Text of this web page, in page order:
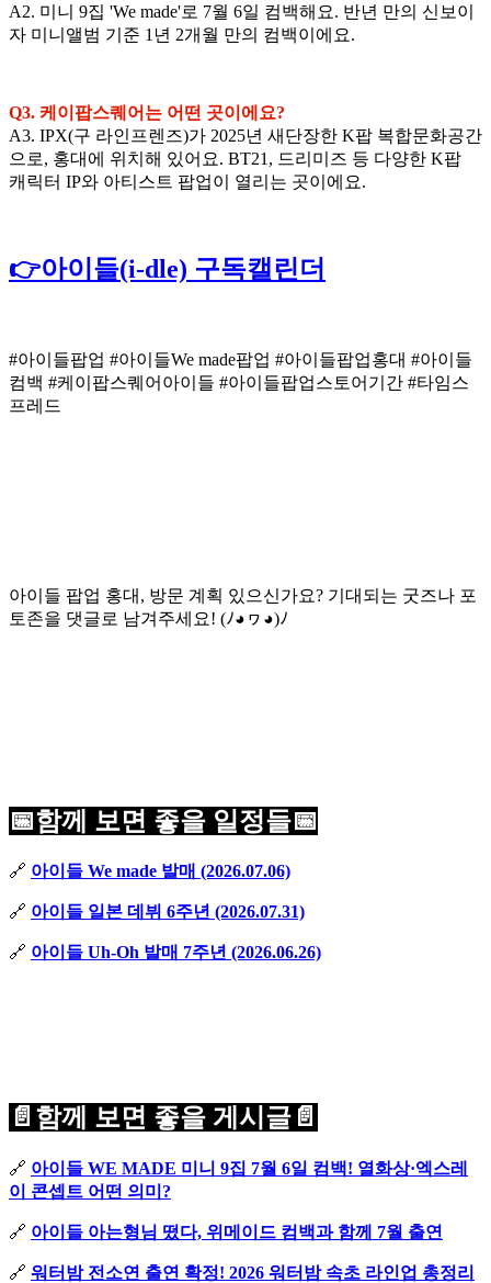
A2. 미니 9집 'We made'로 7월 6일 컴백해요. 반년 만의 신보이
자 미니앨범 기준 1년 2개월 만의 컴백이에요.
Q3. 케이팝스퀘어는 어떤 곳이에요?
A3. IPX(구 라인프렌즈)가 2025년 새단장한 K팝 복합문화공간
으로, 홍대에 위치해 있어요. BT21, 드리미즈 등 다양한 K팝
캐릭터 IP와 아티스트 팝업이 열리는 곳이에요.
👉아이들(i-dle) 구독캘린더
#아이들팝업 #아이들We made팝업 #아이들팝업홍대 #아이들
컴백 #케이팝스퀘어아이들 #아이들팝업스토어기간 #타임스
프레드
아이들 팝업 홍대, 방문 계획 있으신가요? 기대되는 굿즈나 포
토존을 댓글로 남겨주세요! (ﾉ◕ヮ◕)ﾉ
📅함께 보면 좋을 일정들📅
🔗 아이들 We made 발매 (2026.07.06)
🔗 아이들 일본 데뷔 6주년 (2026.07.31)
🔗 아이들 Uh-Oh 발매 7주년 (2026.06.26)
📄함께 보면 좋을 게시글📄
🔗 아이들 WE MADE 미니 9집 7월 6일 컴백! 열화상·엑스레
이 콘셉트 어떤 의미?
🔗 아이들 아는형님 떴다, 위메이드 컴백과 함께 7월 출연
🔗 워터밤 전소연 출연 확정! 2026 워터밤 속초 라인업 총정리